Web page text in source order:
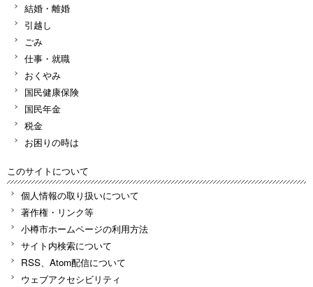
結婚・離婚
引越し
ごみ
仕事・就職
おくやみ
国民健康保険
国民年金
税金
お困りの時は
このサイトについて
個人情報の取り扱いについて
著作権・リンク等
小樽市ホームページの利用方法
サイト内検索について
RSS、Atom配信について
ウェブアクセシビリティ